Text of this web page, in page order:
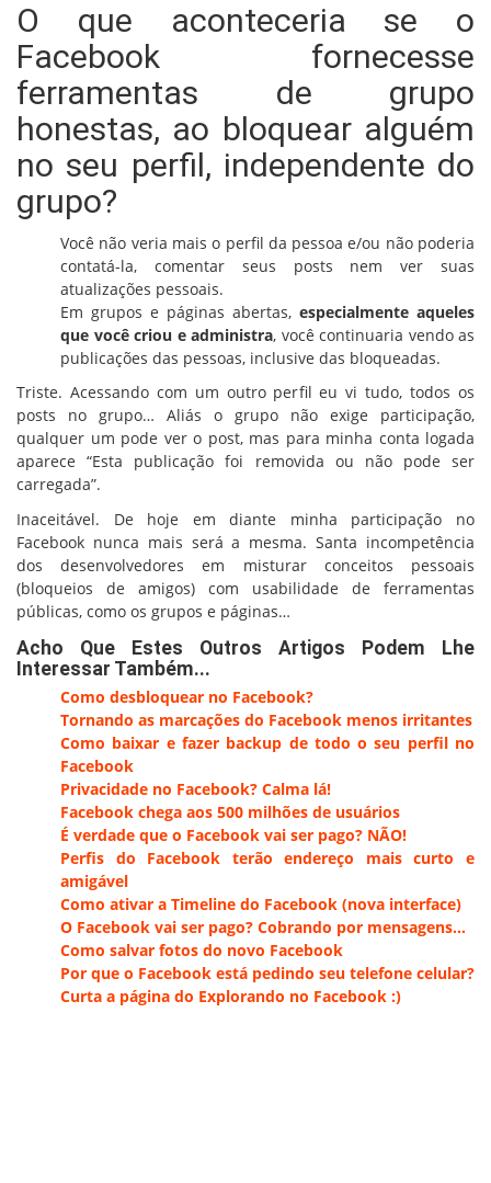
O que aconteceria se o
Facebook fornecesse
ferramentas de grupo
honestas, ao bloquear alguém
no seu perfil, independente do
grupo?
Você não veria mais o perfil da pessoa e/ou não poderia
contatá-la, comentar seus posts nem ver suas
atualizações pessoais.
Em grupos e páginas abertas, especialmente aqueles
que você criou e administra, você continuaria vendo as
publicações das pessoas, inclusive das bloqueadas.
Triste. Acessando com um outro perfil eu vi tudo, todos os
posts no grupo… Aliás o grupo não exige participação,
qualquer um pode ver o post, mas para minha conta logada
aparece “Esta publicação foi removida ou não pode ser
carregada”.
Inaceitável. De hoje em diante minha participação no
Facebook nunca mais será a mesma. Santa incompetência
dos desenvolvedores em misturar conceitos pessoais
(bloqueios de amigos) com usabilidade de ferramentas
públicas, como os grupos e páginas…
Acho Que Estes Outros Artigos Podem Lhe
Interessar Também...
Como desbloquear no Facebook?
Tornando as marcações do Facebook menos irritantes
Como baixar e fazer backup de todo o seu perfil no
Facebook
Privacidade no Facebook? Calma lá!
Facebook chega aos 500 milhões de usuários
É verdade que o Facebook vai ser pago? NÃO!
Perfis do Facebook terão endereço mais curto e
amigável
Como ativar a Timeline do Facebook (nova interface)
O Facebook vai ser pago? Cobrando por mensagens…
Como salvar fotos do novo Facebook
Por que o Facebook está pedindo seu telefone celular?
Curta a página do Explorando no Facebook :)